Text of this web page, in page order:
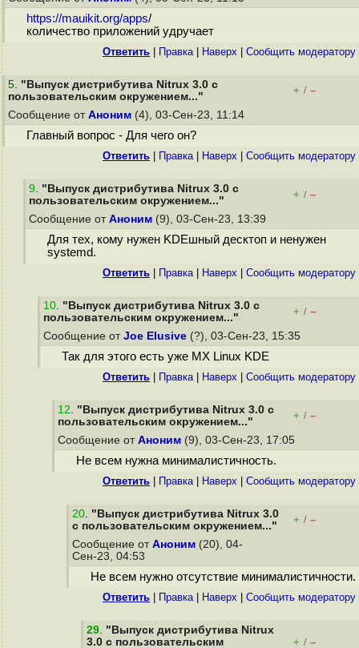
https://mauikit.org/apps/
количество приложений удручает
Ответить Правка| Наверх Cообщить модератору
5. "Выпуск дистрибутива Nitrux 3.0 с
пользовательским окружением..."
+ / –
Сообщение от Аноним (4), 03-Сен-23, 11:14
Главный вопрос - Для чего он?
Ответить Правка| Наверх Cообщить модератору
9. "Выпуск дистрибутива Nitrux 3.0 с
пользовательским окружением..."
+ / –
Сообщение от Аноним (9), 03-Сен-23, 13:39
Для тех, кому нужен KDEшный десктоп и ненужен
systemd.
Ответить Правка| Наверх Cообщить модератору
10. "Выпуск дистрибутива Nitrux 3.0 с
пользовательским окружением..."
+ / –
Сообщение от Joe Elusive (?), 03-Сен-23, 15:35
Так для этого есть уже MX Linux KDE
Ответить Правка| Наверх Cообщить модератору
12. "Выпуск дистрибутива Nitrux 3.0 с
пользовательским окружением..."
+ / –
Сообщение от Аноним (9), 03-Сен-23, 17:05
Не всем нужна минималистичность.
Ответить Правка| Наверх Cообщить модератору
20. "Выпуск дистрибутива Nitrux 3.0
с пользовательским окружением..."
+ / –
Сообщение от Аноним (20), 04-
Сен-23, 04:53
Не всем нужно отсутствие минималистичности.
Ответить Правка| Наверх Cообщить модератору
29. "Выпуск дистрибутива Nitrux
3.0 с пользовательским
+ / –